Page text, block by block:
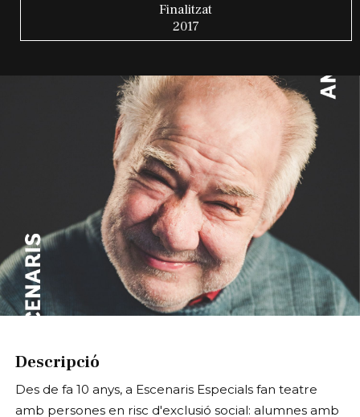
Finalitzat
2017
Descripció
Des de fa 10 anys, a Escenaris Especials fan teatre
amb persones en risc d'exclusió social: alumnes amb